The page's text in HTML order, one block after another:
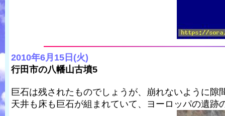
2010年6月15日(火)
行田市の八幡山古墳5
巨石は残されたものでしょうが、崩れないように
天井も床も巨石が組まれていて、ヨーロッパの遺跡